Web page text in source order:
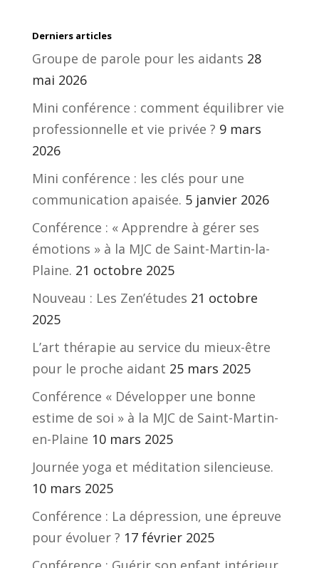
Derniers articles
Groupe de parole pour les aidants 28
mai 2026
Mini conférence : comment équilibrer vie
professionnelle et vie privée ? 9 mars
2026
Mini conférence : les clés pour une
communication apaisée. 5 janvier 2026
Conférence : « Apprendre à gérer ses
émotions » à la MJC de Saint-Martin-la-
Plaine. 21 octobre 2025
Nouveau : Les Zen’études 21 octobre
2025
L’art thérapie au service du mieux-être
pour le proche aidant 25 mars 2025
Conférence « Développer une bonne
estime de soi » à la MJC de Saint-Martin-
en-Plaine 10 mars 2025
Journée yoga et méditation silencieuse.
10 mars 2025
Conférence : La dépression, une épreuve
pour évoluer ? 17 février 2025